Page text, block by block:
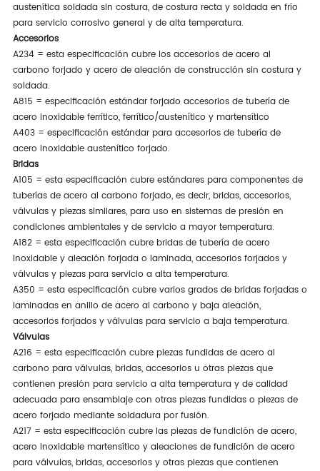
austenítica soldada sin costura, de costura recta y soldada en frío
para servicio corrosivo general y de alta temperatura.
Accesorios
A234 = esta especificación cubre los accesorios de acero al
carbono forjado y acero de aleación de construcción sin costura y
soldada.
A815 = especificación estándar forjado accesorios de tubería de
acero inoxidable ferrítico, ferrítico/austenítico y martensítico
A403 = especificación estándar para accesorios de tubería de
acero inoxidable austenítico forjado.
Bridas
A105 = esta especificación cubre estándares para componentes de
tuberías de acero al carbono forjado, es decir, bridas, accesorios,
válvulas y piezas similares, para uso en sistemas de presión en
condiciones ambientales y de servicio a mayor temperatura.
A182 = esta especificación cubre bridas de tubería de acero
inoxidable y aleación forjada o laminada, accesorios forjados y
válvulas y piezas para servicio a alta temperatura.
A350 = esta especificación cubre varios grados de bridas forjadas o
laminadas en anillo de acero al carbono y baja aleación,
accesorios forjados y válvulas para servicio a baja temperatura.
Válvulas
A216 = esta especificación cubre piezas fundidas de acero al
carbono para válvulas, bridas, accesorios u otras piezas que
contienen presión para servicio a alta temperatura y de calidad
adecuada para ensamblaje con otras piezas fundidas o piezas de
acero forjado mediante soldadura por fusión.
A217 = esta especificación cubre las piezas de fundición de acero,
acero inoxidable martensítico y aleaciones de fundición de acero
para válvulas, bridas, accesorios y otras piezas que contienen